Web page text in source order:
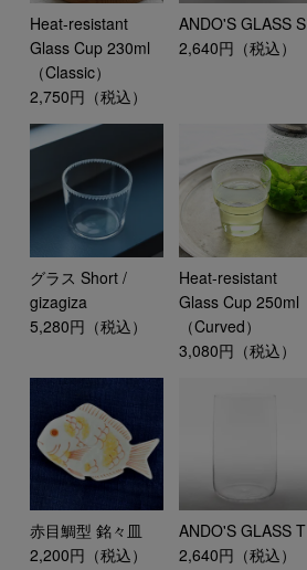
Heat-resistant
Glass Cup 230ml
（Classic）
2,750円（税込）
ANDO'S GLASS S
2,640円（税込）
グラス Short /
gizagiza
5,280円（税込）
Heat-resistant
Glass Cup 250ml
（Curved）
3,080円（税込）
赤目鯛型 銘々皿
2,200円（税込）
ANDO'S GLASS T
2,640円（税込）